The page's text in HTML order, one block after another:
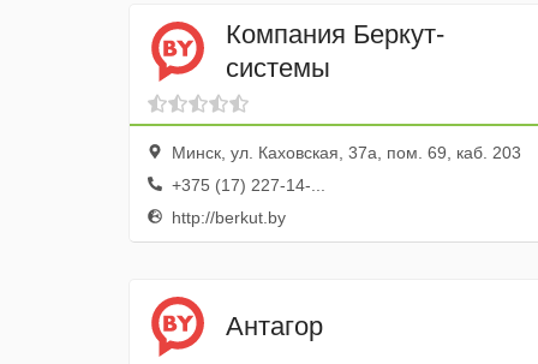
Компания Беркут-
системы
Минск, ул. Каховская, 37а, пом. 69, каб. 203
+375 (17) 227-14-...
http://berkut.by
Антагор